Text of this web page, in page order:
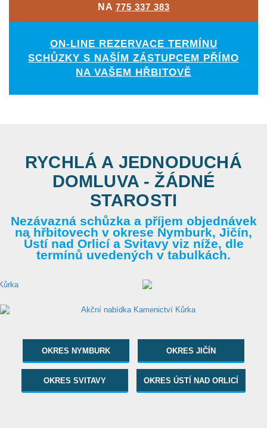
NA 775 337 383
ON-LINE REZERVACE TERMÍNU
SCHŮZKY S NAŠÍM ZÁSTUPCEM PŘÍMO
NA VAŠEM HŘBITOVĚ
RYCHLÁ A JEDNODUCHÁ
DOMLUVA - ŽÁDNÉ
STAROSTI
Nezávazná schůzka a příjem objednávek
na hřbitovech v okrese Nymburk, Jičín,
Ústí nad Orlicí a Svitavy viz níže, dle
termínů uvedených v tabulkách.
OKRES NYMBURK OKRES JIČÍN
OKRES SVITAVY OKRES ÚSTÍ NAD ORLICÍ